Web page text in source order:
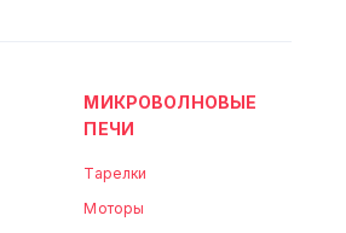
МИКРОВОЛНОВЫЕ
ПЕЧИ
Тарелки
Моторы